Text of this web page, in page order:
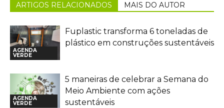
ARTIGOS RELACIONADOS MAIS DO AUTOR
AGENDA
VERDE
Fuplastic transforma 6 toneladas de
plástico em construções sustentáveis
AGENDA
VERDE
5 maneiras de celebrar a Semana do
Meio Ambiente com ações
sustentáveis